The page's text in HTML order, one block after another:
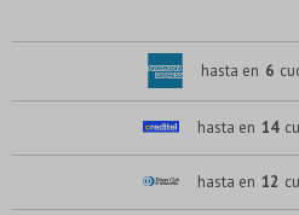
hasta en 6
hasta en 14
hasta en 12